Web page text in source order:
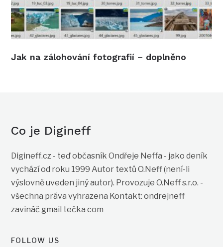
Jak na zálohování fotografií – doplněno
Co je Digineff
Digineff.cz - teď občasník Ondřeje Neffa - jako deník
vychází od roku 1999 Autor textů O.Neff (není-li
výslovně uveden jiný autor). Provozuje O.Neff s.r.o. -
všechna práva vyhrazena Kontakt: ondrejneff
zavináč gmail tečka com
FOLLOW US